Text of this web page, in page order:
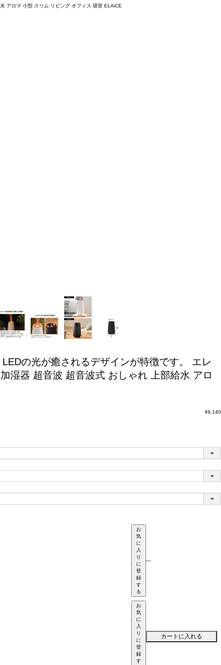
アロマ 小型 スリム リビング オフィス 寝室 ELAiCE
の光が癒されるデザインが特徴です。
エレ
湿器 超音波 超音波式 おしゃれ 上部給水 アロ
¥8,140
お
気
に
入
り
に
登
録
す
る
—
お
気
に
入
り
に
登
録
す
カートに入れる